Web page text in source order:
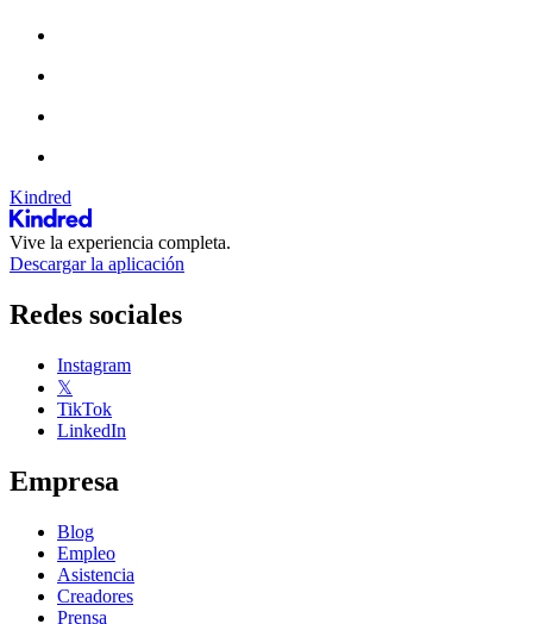
Kindred
Vive la experiencia completa.
Descargar la aplicación
Redes sociales
Instagram
𝕏
TikTok
LinkedIn
Empresa
Blog
Empleo
Asistencia
Creadores
Prensa